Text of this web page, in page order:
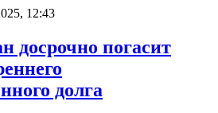
12:43
досрочно погасит
долга